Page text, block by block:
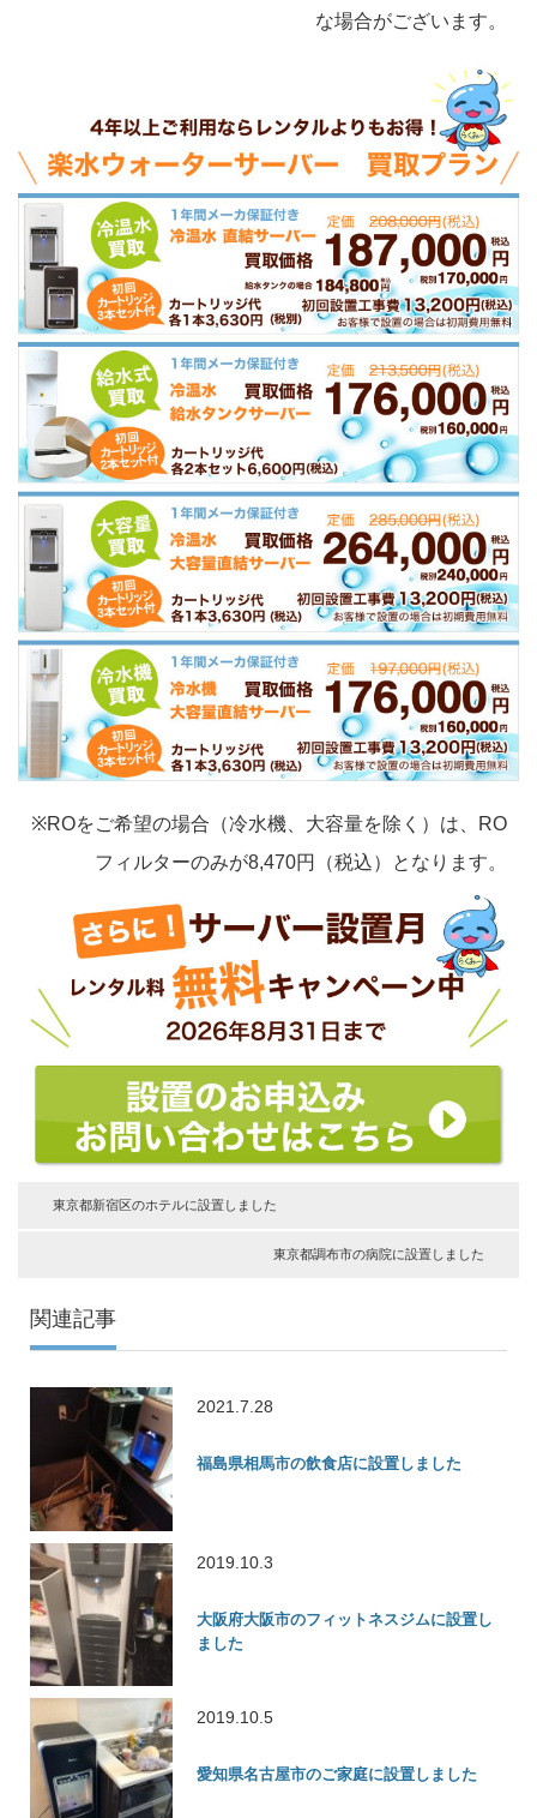
な場合がございます。
※ROをご希望の場合（冷水機、大容量を除く）は、RO
フィルターのみが8,470円（税込）となります。
東京都新宿区のホテルに設置しました
東京都調布市の病院に設置しました
関連記事
2021.7.28
福島県相馬市の飲食店に設置しました
2019.10.3
大阪府大阪市のフィットネスジムに設置し
ました
2019.10.5
愛知県名古屋市のご家庭に設置しました